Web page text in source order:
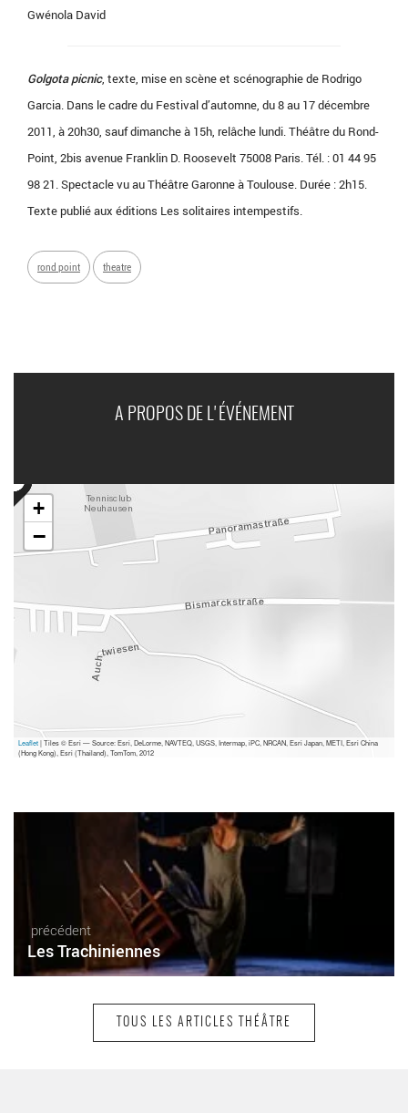
Gwénola David
Golgota picnic, texte, mise en scène et scénographie de Rodrigo
Garcia. Dans le cadre du Festival d’automne, du 8 au 17 décembre
2011, à 20h30, sauf dimanche à 15h, relâche lundi. Théâtre du Rond-
Point, 2bis avenue Franklin D. Roosevelt 75008 Paris. Tél. : 01 44 95
98 21. Spectacle vu au Théâtre Garonne à Toulouse. Durée : 2h15.
Texte publié aux éditions Les solitaires intempestifs.
rond point theatre
A PROPOS DE L'ÉVÉNEMENT
+
−
Leaflet| Tiles © Esri — Source: Esri, DeLorme, NAVTEQ, USGS, Intermap, iPC, NRCAN, Esri Japan, METI, Esri China
(Hong Kong), Esri (Thailand), TomTom, 2012
précédent
Les Trachiniennes
TOUS LES ARTICLES THÉÂTRE